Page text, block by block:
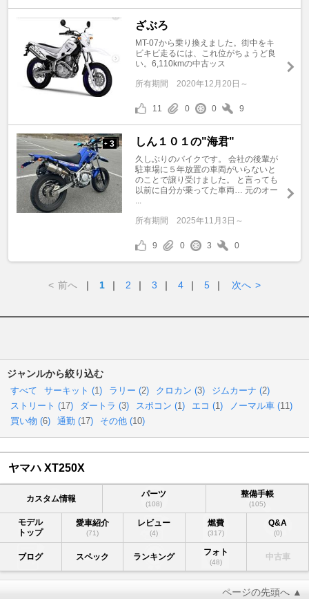
ざぶろ
MT-07から乗り換えました。街中をキ
ビキビ走るには、これ位がちょうど良
い。6,110kmの中古ッス
所有期間 2020年12月20日～
11 0 0 9
+ 3 しん１０１の"海君"
久しぶりのバイクです。 会社の後輩が
駐車場に５年放置の車両がいらないと
のことで譲り受けました。 と言っても
以前に自分が乗ってた車両… 元のオー
...
所有期間 2025年11月3日～
9 0 3 0
< 前へ ｜ 1 ｜ 2 ｜ 3 ｜ 4 ｜ 5 ｜ 次へ >
ジャンルから絞り込む
すべて サーキット (1) ラリー (2) クロカン (3) ジムカーナ (2)
ストリート (17) ダートラ (3) スポコン (1) エコ (1) ノーマル車 (11)
買い物 (6) 通勤 (17) その他 (10)
ヤマハ XT250X
カスタム情報 パーツ
(108)
整備手帳
(105)
モデル
トップ
愛車紹介
(71)
レビュー
(4)
燃費
(317)
Q&A
(0)
ブログ スペック ランキング フォト
(48)
中古車
ページの先頭へ ▲